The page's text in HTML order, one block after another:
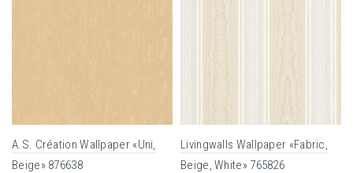
A.S. Création Wallpaper «Uni,
Beige» 876638
Livingwalls Wallpaper «Fabric,
Beige, White» 765826